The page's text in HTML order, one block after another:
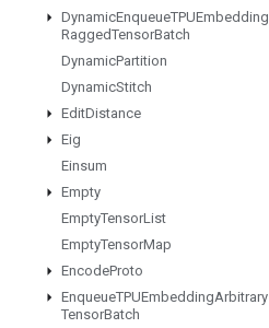
DynamicEnqueueTPUEmbedding
RaggedTensorBatch
DynamicPartition
DynamicStitch
EditDistance
Eig
Einsum
Empty
EmptyTensorList
EmptyTensorMap
EncodeProto
EnqueueTPUEmbeddingArbitrary
TensorBatch